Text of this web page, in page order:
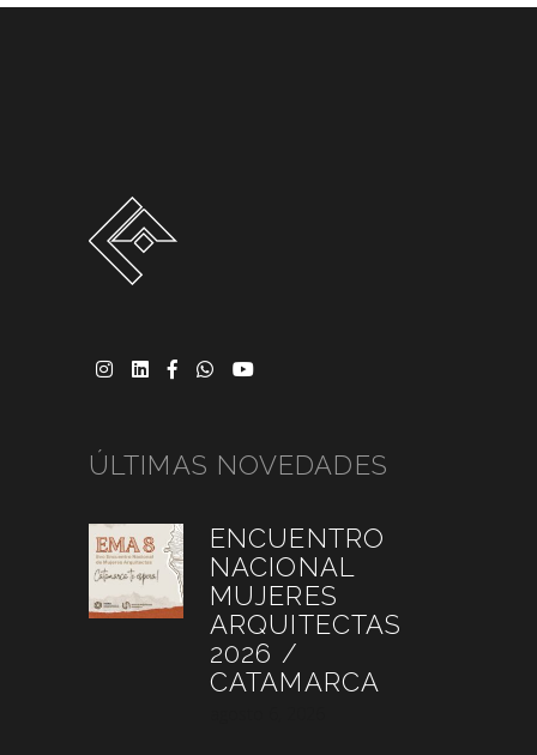
ÚLTIMAS NOVEDADES
ENCUENTRO
NACIONAL
MUJERES
ARQUITECTAS
2026 /
CATAMARCA